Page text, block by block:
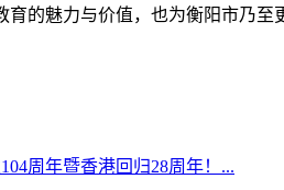
的魅力与价值，也为衡阳市乃至
周年暨香港回归28周年！...